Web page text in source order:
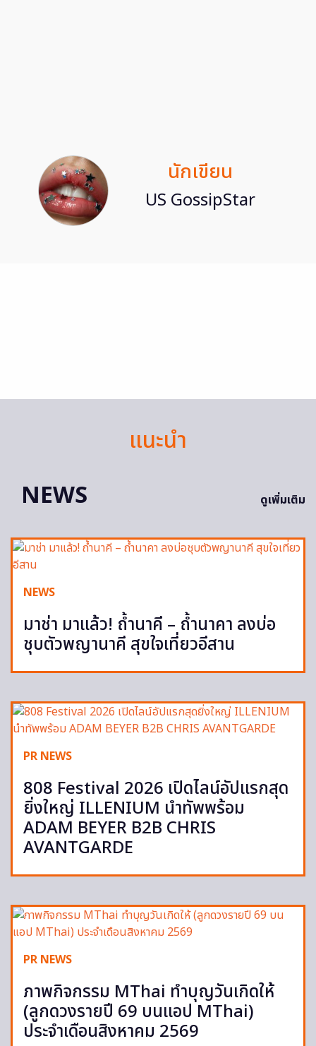
นักเขียน
US GossipStar
แนะนำ
NEWS
ดูเพิ่มเติม
NEWS
มาช่า มาแล้ว! ถ้ำนาคี – ถ้ำนาคา ลงบ่อ
ชุบตัวพญานาคี สุขใจเที่ยวอีสาน
PR NEWS
808 Festival 2026 เปิดไลน์อัปแรกสุด
ยิ่งใหญ่ ILLENIUM นำทัพพร้อม
ADAM BEYER B2B CHRIS
AVANTGARDE
PR NEWS
ภาพกิจกรรม MThai ทำบุญวันเกิดให้
(ลูกดวงรายปี 69 บนแอป MThai)
ประจำเดือนสิงหาคม 2569